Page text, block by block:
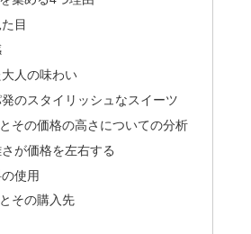
目
人の味わい
のスタイリッシュなスイーツ
その価格の高さについての分析
が価格を左右する
使用
その購入先